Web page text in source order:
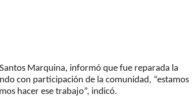
Marquina, informó que fue reparada la
con participación de la comunidad, “estamos
hacer ese trabajo”, indicó.